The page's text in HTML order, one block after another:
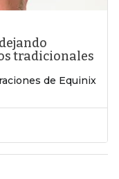
tradicionales
de Equinix